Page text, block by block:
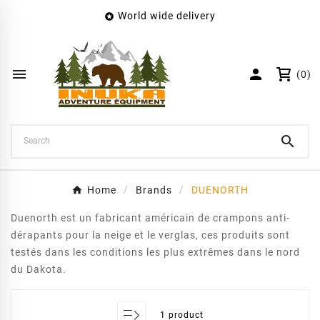
 World wide delivery
  (0)

Home Brands DUENORTH
Duenorth est un fabricant américain de crampons anti-
dérapants pour la neige et le verglas, ces produits sont
testés dans les conditions les plus extrêmes dans le nord
du Dakota.
1 product
Wishlist name